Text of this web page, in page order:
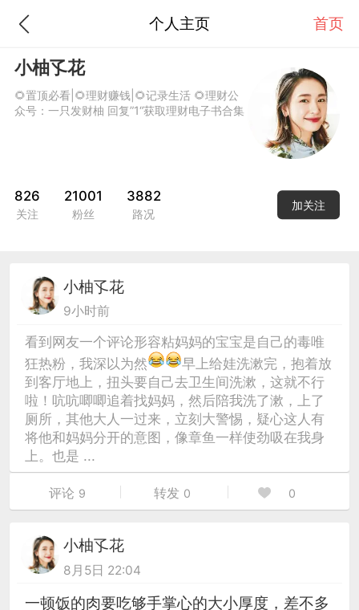
个人主页 首页
小柚孓花
🌻置顶必看|🌻理财赚钱|🌻记录生活 🌻理财公
众号：一只发财柚 回复”1“获取理财电子书合集
826
关注
21001
粉丝
3882
路况
加关注
小柚孓花
9小时前
看到网友一个评论形容粘妈妈的宝宝是自己的毒唯
狂热粉，我深以为然
早上给娃洗漱完，抱着放
到客厅地上，扭头要自己去卫生间洗漱，这就不行
啦！吭吭唧唧追着找妈妈，然后陪我洗了漱，上了
厕所，其他大人一过来，立刻大警惕，疑心这人有
将他和妈妈分开的意图，像章鱼一样使劲吸在我身
上。也是 ...
评论 9 转发 0 0
小柚孓花
8月5日 22:04
一顿饭的肉要吃够手掌心的大小厚度，差不多